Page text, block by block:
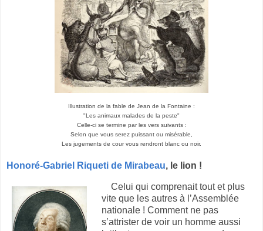
Illustration de la fable de Jean de la Fontaine :
"Les animaux malades de la peste"
Celle-ci se termine par les vers suivants :
Selon que vous serez puissant ou misérable,
Les jugements de cour vous rendront blanc ou noir.
Honoré-Gabriel Riqueti de Mirabeau, le lion !
Celui qui comprenait tout et plus
vite que les autres à l’Assemblée
nationale ! Comment ne pas
s’attrister de voir un homme aussi